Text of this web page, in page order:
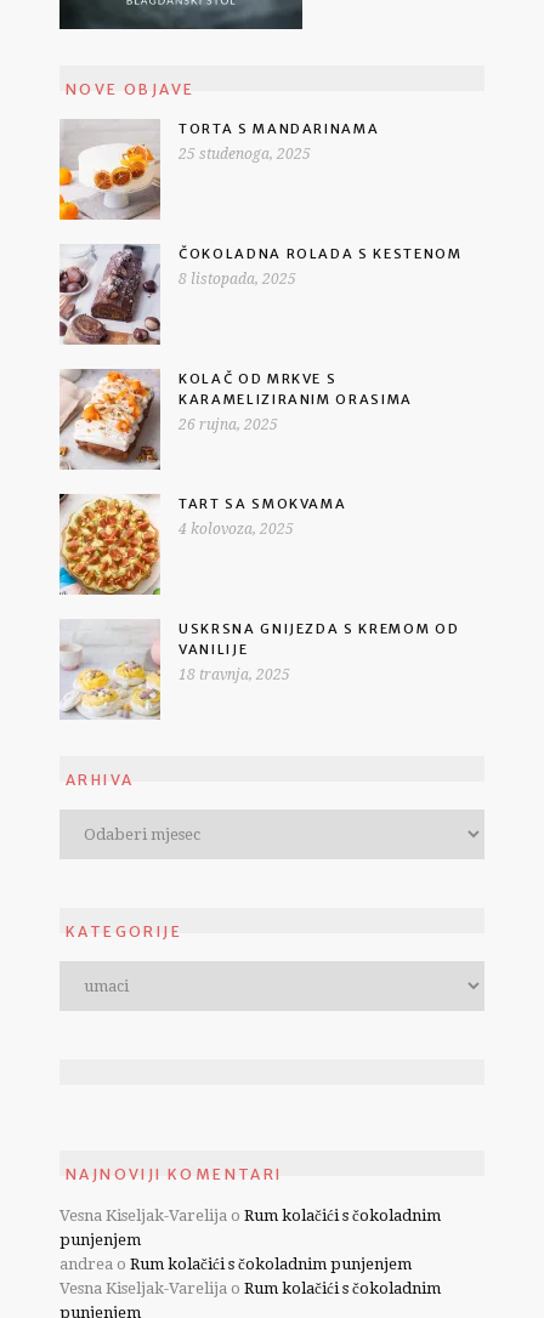
NOVE OBJAVE
TORTA S MANDARINAMA
25 studenoga, 2025
ČOKOLADNA ROLADA S KESTENOM
8 listopada, 2025
KOLAČ OD MRKVE S
KARAMELIZIRANIM ORASIMA
26 rujna, 2025
TART SA SMOKVAMA
4 kolovoza, 2025
USKRSNA GNIJEZDA S KREMOM OD
VANILIJE
18 travnja, 2025
ARHIVA
KATEGORIJE
NAJNOVIJI KOMENTARI
Vesna Kiseljak-Varelija o Rum kolačići s čokoladnim
punjenjem
andrea o Rum kolačići s čokoladnim punjenjem
Vesna Kiseljak-Varelija o Rum kolačići s čokoladnim
punjenjem